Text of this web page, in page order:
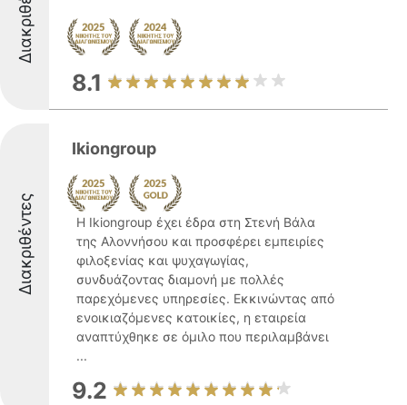
8.1
Διακριθέντες
Ikiongroup
Η Ikiongroup έχει έδρα στη Στενή Βάλα
της Αλοννήσου και προσφέρει εμπειρίες
φιλοξενίας και ψυχαγωγίας,
συνδυάζοντας διαμονή με πολλές
παρεχόμενες υπηρεσίες. Εκκινώντας από
ενοικιαζόμενες κατοικίες, η εταιρεία
αναπτύχθηκε σε όμιλο που περιλαμβάνει
...
9.2